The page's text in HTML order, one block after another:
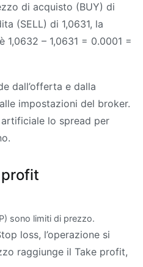
di acquisto (BUY) di
(SELL) di 1,0631, la
– 1,0631 = 0.0001 =
dall’offerta e dalla
impostazioni del broker.
lo spread per
profit
sono limiti di prezzo.
loss, l’operazione si
raggiunge il Take profit,